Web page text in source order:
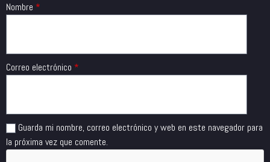
Nombre *
Correo electrónico *
Guarda mi nombre, correo electrónico y web en este navegador para
la próxima vez que comente.